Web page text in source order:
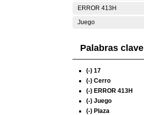
ERROR 413H
Juego
Palabras clave
(-) 17
(-) Cerro
(-) ERROR 413H
(-) Juego
(-) Plaza